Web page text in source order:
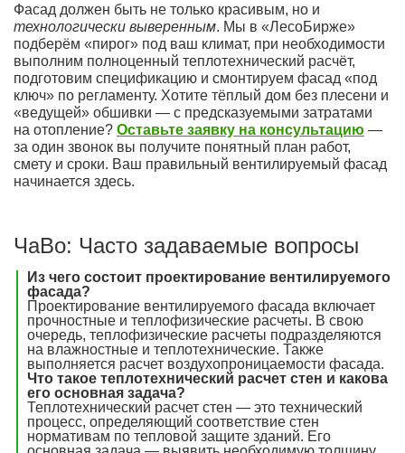
Фасад должен быть не только красивым, но и
технологически выверенным. Мы в «ЛесоБирже»
подберём «пирог» под ваш климат, при необходимости
выполним полноценный теплотехнический расчёт,
подготовим спецификацию и смонтируем фасад «под
ключ» по регламенту. Хотите тёплый дом без плесени и
«ведущей» обшивки — с предсказуемыми затратами
на отопление? Оставьте заявку на консультацию —
за один звонок вы получите понятный план работ,
смету и сроки. Ваш правильный вентилируемый фасад
начинается здесь.
ЧаВо: Часто задаваемые вопросы
Из чего состоит проектирование вентилируемого
фасада?
Проектирование вентилируемого фасада включает
прочностные и теплофизические расчеты. В свою
очередь, теплофизические расчеты подразделяются
на влажностные и теплотехнические. Также
выполняется расчет воздухопроницаемости фасада.
Что такое теплотехнический расчет стен и какова
его основная задача?
Теплотехнический расчет стен — это технический
процесс, определяющий соответствие стен
нормативам по тепловой защите зданий. Его